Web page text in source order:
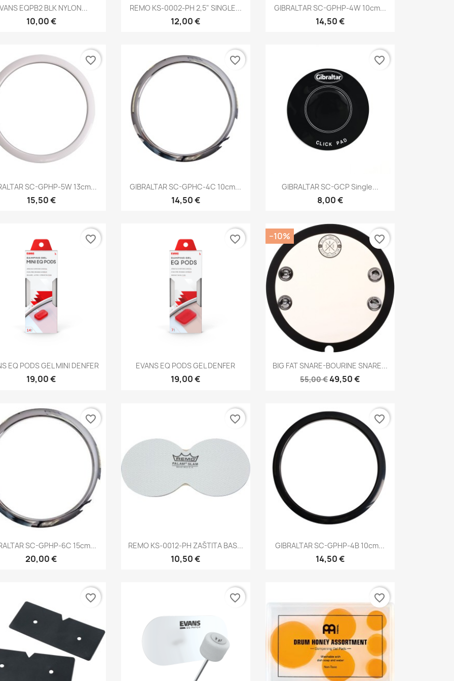
Brzi pregled
EQPB2 BLK NYLON...
10,00 €
Brzi pregled
REMO KS-0002-PH 2,5" SINGLE...
12,00 €
Brzi pregled
GIBRALTAR SC-GPHP-4W 10cm...
14,50 €
Brzi pregled
SC-GPHP-5W 13cm...
15,50 €
favorite_border
Brzi pregled
GIBRALTAR SC-GPHC-4C 10cm...
14,50 €
favorite_border
Brzi pregled
GIBRALTAR SC-GCP Single...
8,00 €
favorite_border
Brzi pregled
EQ PODS GEL MINI DENFER
19,00 €
favorite_border
Brzi pregled
EVANS EQ PODS GEL DENFER
19,00 €
favorite_border
Brzi pregled
BIG FAT SNARE-BOURINE SNARE...
55,00 €49,50 €
−10% favorite_border
Brzi pregled
SC-GPHP-6C 15cm...
20,00 €
favorite_border
Brzi pregled
REMO KS-0012-PH ZAŠTITA BAS...
10,50 €
favorite_border
Brzi pregled
GIBRALTAR SC-GPHP-4B 10cm...
14,50 €
favorite_border
favorite_border favorite_border favorite_border